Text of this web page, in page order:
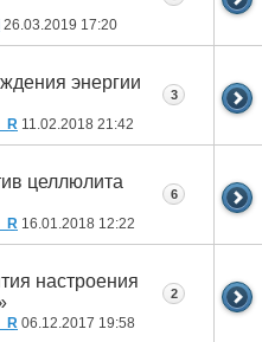
26.03.2019 17:20
энергии
11.02.2018 21:42
3
целлюлита
16.01.2018 12:22
6
настроения
06.12.2017 19:58
2